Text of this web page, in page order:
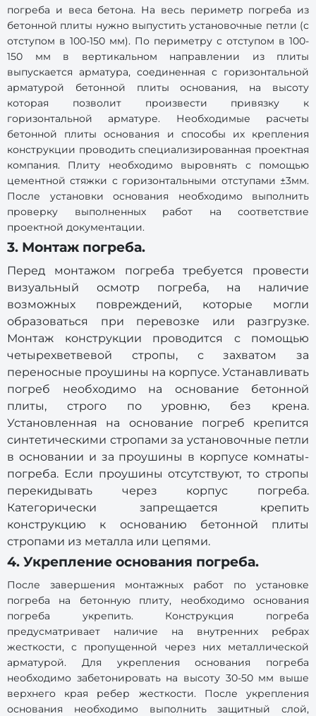
погреба и веса бетона. На весь периметр погреба из
бетонной плиты нужно выпустить установочные петли (с
отступом в 100-150 мм). По периметру с отступом в 100-
150 мм в вертикальном направлении из плиты
выпускается арматура, соединенная с горизонтальной
арматурой бетонной плиты основания, на высоту
которая позволит произвести привязку к
горизонтальной арматуре. Необходимые расчеты
бетонной плиты основания и способы их крепления
конструкции проводить специализированная проектная
компания. Плиту необходимо выровнять с помощью
цементной стяжки с горизонтальными отступами ±3мм.
После установки основания необходимо выполнить
проверку выполненных работ на соответствие
проектной документации.
3. Монтаж погреба.
Перед монтажом погреба требуется провести
визуальный осмотр погреба, на наличие
возможных повреждений, которые могли
образоваться при перевозке или разгрузке.
Монтаж конструкции проводится с помощью
четырехветвевой стропы, с захватом за
переносные проушины на корпусе. Устанавливать
погреб необходимо на основание бетонной
плиты, строго по уровню, без крена.
Установленная на основание погреб крепится
синтетическими стропами за установочные петли
в основании и за проушины в корпусе комнаты-
погреба. Если проушины отсутствуют, то стропы
перекидывать через корпус погреба.
Категорически запрещается крепить
конструкцию к основанию бетонной плиты
стропами из металла или цепями.
4. Укрепление основания погреба.
После завершения монтажных работ по установке
погреба на бетонную плиту, необходимо основания
погреба укрепить. Конструкция погреба
предусматривает наличие на внутренних ребрах
жесткости, с пропущенной через них металлической
арматурой. Для укрепления основания погреба
необходимо забетонировать на высоту 30-50 мм выше
верхнего края ребер жесткости. После укрепления
основания необходимо выполнить защитный слой,